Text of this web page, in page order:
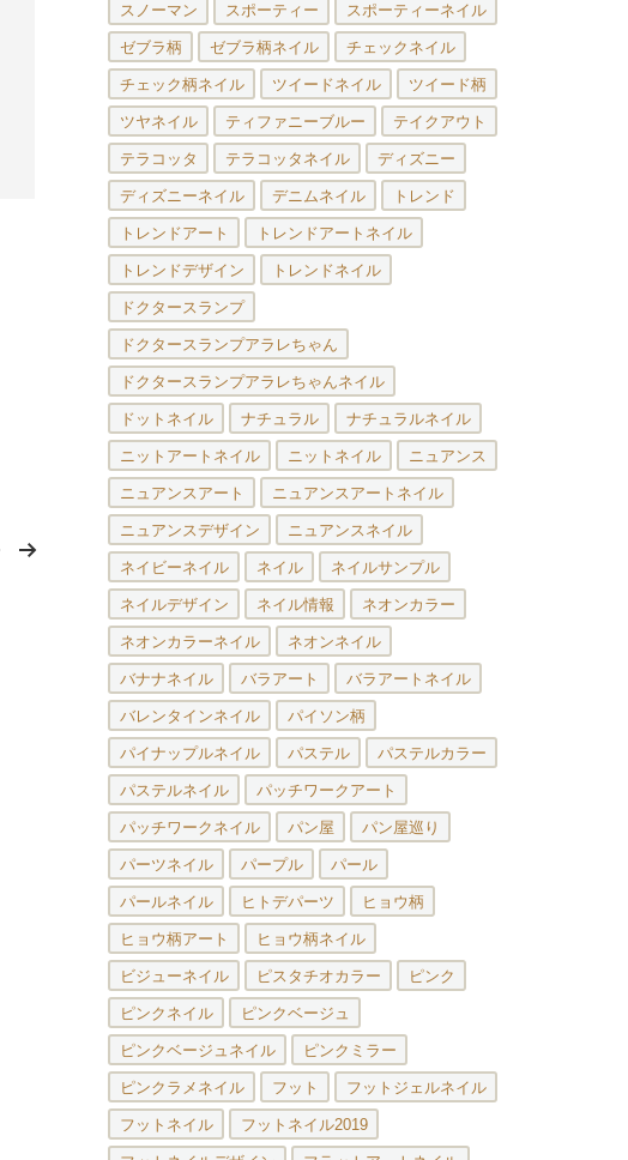
スノーマン スポーティー スポーティーネイル
ゼブラ柄 ゼブラ柄ネイル チェックネイル
チェック柄ネイル ツイードネイル ツイード柄
ツヤネイル ティファニーブルー テイクアウト
テラコッタ テラコッタネイル ディズニー
ディズニーネイル デニムネイル トレンド
トレンドアート トレンドアートネイル
トレンドデザイン トレンドネイル
ドクタースランプ
ドクタースランプアラレちゃん
ドクタースランプアラレちゃんネイル
ドットネイル ナチュラル ナチュラルネイル
ニットアートネイル ニットネイル ニュアンス
ニュアンスアート ニュアンスアートネイル
ニュアンスデザイン ニュアンスネイル
ネイビーネイル ネイル ネイルサンプル
ネイルデザイン ネイル情報 ネオンカラー
ネオンカラーネイル ネオンネイル
バナナネイル バラアート バラアートネイル
バレンタインネイル パイソン柄
パイナップルネイル パステル パステルカラー
パステルネイル パッチワークアート
パッチワークネイル パン屋 パン屋巡り
パーツネイル パープル パール
パールネイル ヒトデパーツ ヒョウ柄
ヒョウ柄アート ヒョウ柄ネイル
ビジューネイル ピスタチオカラー ピンク
ピンクネイル ピンクベージュ
ピンクベージュネイル ピンクミラー
ピンクラメネイル フット フットジェルネイル
フットネイル フットネイル2019